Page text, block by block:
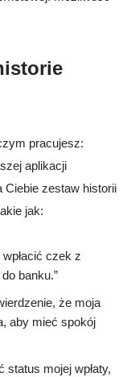
pracujesz:
aplikacji
Ciebie zestaw historii
jak:
czek z
banku.”
że moja
aby mieć spokój
mojej wpłaty,